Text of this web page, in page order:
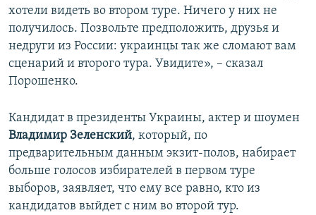
хотели видеть во втором туре. Ничего у них не
получилось. Позвольте предположить, друзья и
недруги из России: украинцы так же сломают вам
сценарий и второго тура. Увидите», – сказал
Порошенко.
Кандидат в президенты Украины, актер и шоумен
Владимир Зеленский, который, по
предварительным данным экзит-полов, набирает
больше голосов избирателей в первом туре
выборов, заявляет, что ему все равно, кто из
кандидатов выйдет с ним во второй тур.